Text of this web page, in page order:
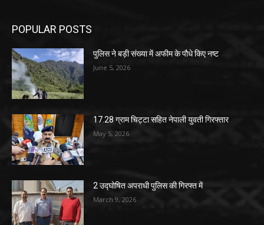
POPULAR POSTS
पुलिस ने बड़ी संख्या में अफीम के पौधे किए नष्ट
June 5, 2026
17.28 ग्राम चिट्टा सहित नेपाली युवती गिरफ्तार
May 5, 2026
2 उद्घोषित अपराधी पुलिस की गिरफ्त में
March 9, 2026